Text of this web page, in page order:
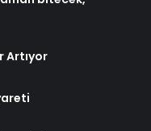
Artıyor